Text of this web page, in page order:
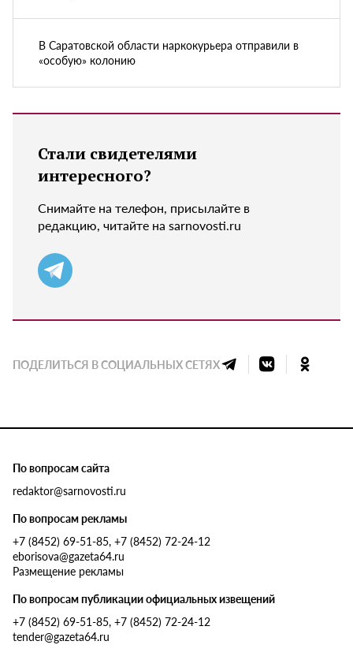
В Саратовской области наркокурьера отправили в
«особую» колонию
Стали свидетелями
интересного?
Снимайте на телефон, присылайте в
редакцию, читайте на sarnovosti.ru
ПОДЕЛИТЬСЯ В СОЦИАЛЬНЫХ СЕТЯХ
По вопросам сайта
redaktor@sarnovosti.ru
По вопросам рекламы
+7 (8452) 69-51-85, +7 (8452) 72-24-12
eborisova@gazeta64.ru
Размещение рекламы
По вопросам публикации официальных извещений
+7 (8452) 69-51-85, +7 (8452) 72-24-12
tender@gazeta64.ru